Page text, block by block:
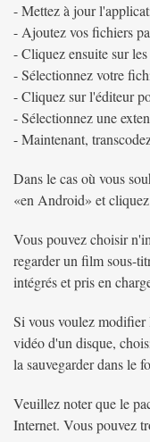
- Mettez à jour
- Ajoutez vos fichiers
- Cliquez ensuite sur
- Sélectionnez votre
- Cliquez sur l'éditeur
- Sélectionnez une
- Maintenant,
Dans le cas où vous
«en Android» et
Vous pouvez choisir
regarder un film sous-
intégrés et pris en
Si vous voulez
vidéo d'un disque,
la sauvegarder dans le
Veuillez noter que le
Internet. Vous pouvez